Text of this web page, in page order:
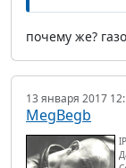
почему же?
13 января 2017
MegBegb